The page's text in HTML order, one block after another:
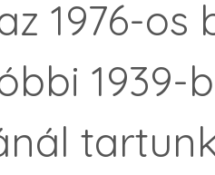
1976-
1939-